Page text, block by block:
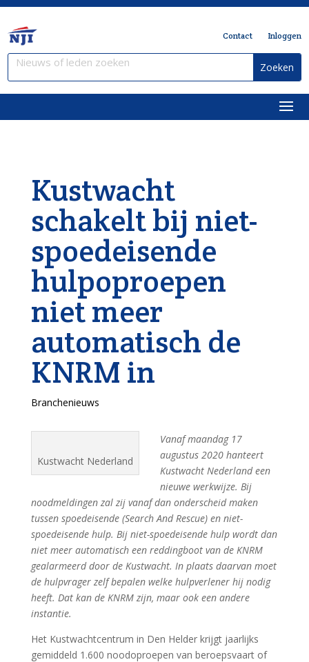
Contact Inloggen
Kustwacht
schakelt bij niet-
spoedeisende
hulpoproepen
niet meer
automatisch de
KNRM in
Branchenieuws
Kustwacht Nederland
Vanaf maandag 17
augustus 2020 hanteert
Kustwacht Nederland een
nieuwe werkwijze. Bij
noodmeldingen zal zij vanaf dan onderscheid maken
tussen spoedeisende (Search And Rescue) en niet-
spoedeisende hulp. Bij niet-spoedeisende hulp wordt dan
niet meer automatisch een reddingboot van de KNRM
gealarmeerd door de Kustwacht. In plaats daarvan moet
de hulpvrager zelf bepalen welke hulpverlener hij nodig
heeft. Dat kan de KNRM zijn, maar ook een andere
instantie.
Het Kustwachtcentrum in Den Helder krijgt jaarlijks
gemiddeld 1.600 noodoproepen van beroepsvaart of